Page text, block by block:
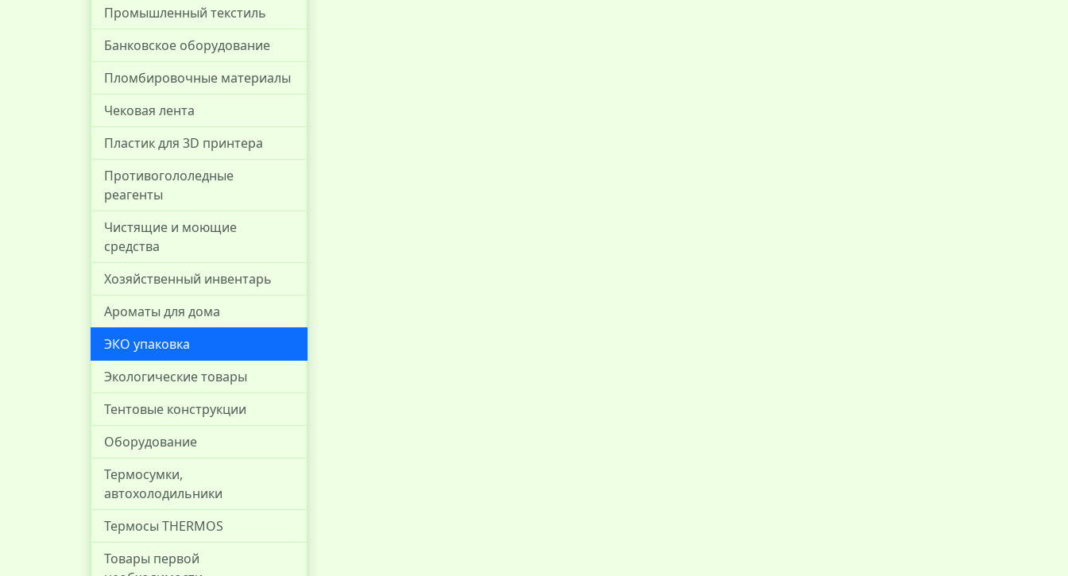
Промышленный текстиль
Банковское оборудование
Пломбировочные материалы
Чековая лента
Пластик для 3D принтера
Противогололедные
реагенты
Чистящие и моющие
средства
Хозяйственный инвентарь
Ароматы для дома
ЭКО упаковка
Экологические товары
Тентовые конструкции
Оборудование
Термосумки,
автохолодильники
Термосы THERMOS
Товары первой